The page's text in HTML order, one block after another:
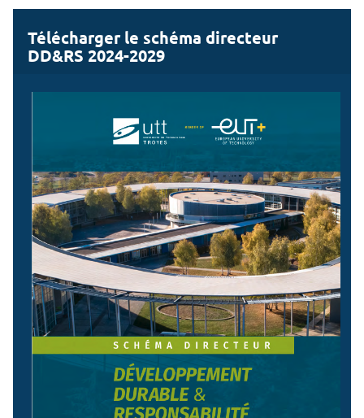
Télécharger le schéma directeur
DD&RS 2024-2029